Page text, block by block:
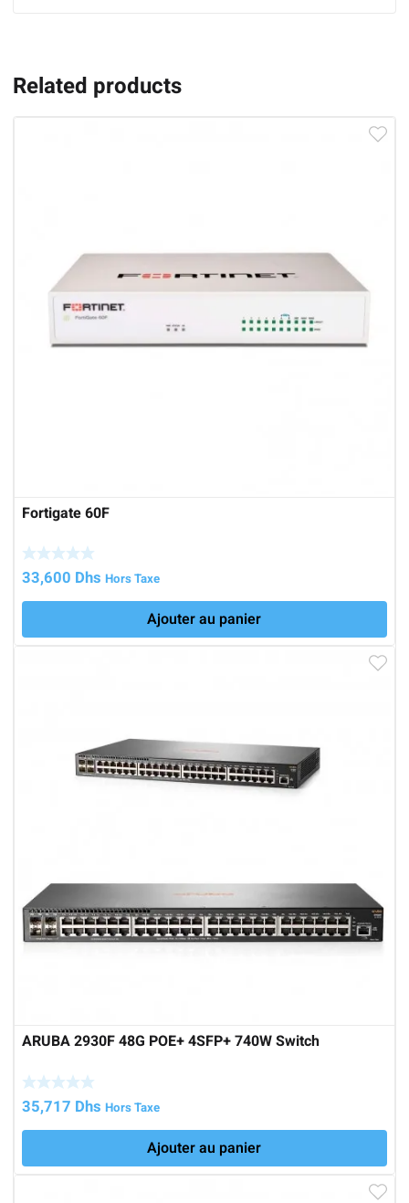
Related products
Fortigate 60F
33,600 Dhs Hors Taxe
Ajouter au panier
ARUBA 2930F 48G POE+ 4SFP+ 740W Switch
35,717 Dhs Hors Taxe
Ajouter au panier